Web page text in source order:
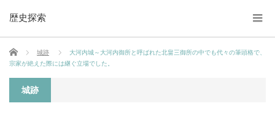
歴史探索
ホーム 城跡
大河内城～大河内御所と呼ばれた北畠三御所の中でも代々の筆頭格で、
宗家が絶えた際には継ぐ立場でした。
城跡